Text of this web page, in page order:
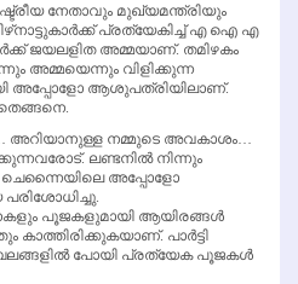
നേതാവും മുഖ്യമന്ത്രിയും
പ്രത്യേകിച്ച് എ ഐ എ
ജയലളിത അമ്മയാണ്. തമിഴകം
അമ്മയെന്നും വിളിക്കുന്ന
അപ്പോളോ ആശുപത്രിയിലാണ്.
നമ്മുടെ അവകാശം…
ലണ്ടനില്‍ നിന്നും
ചെന്നൈയിലെ അപ്പോളോ
പൂജകളുമായി ആയിരങ്ങള്‍
കാത്തിരിക്കുകയാണ്. പാര്‍ട്ടി
പോയി പ്രത്യേക പൂജകള്‍